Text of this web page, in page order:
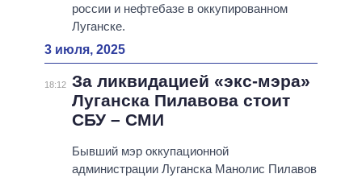
россии и нефтебазе в оккупированном
Луганске.
3 июля, 2025
18:12 За ликвидацией «экс-мэра»
Луганска Пилавова стоит
СБУ – СМИ
Бывший мэр оккупационной
администрации Луганска Манолис Пилавов